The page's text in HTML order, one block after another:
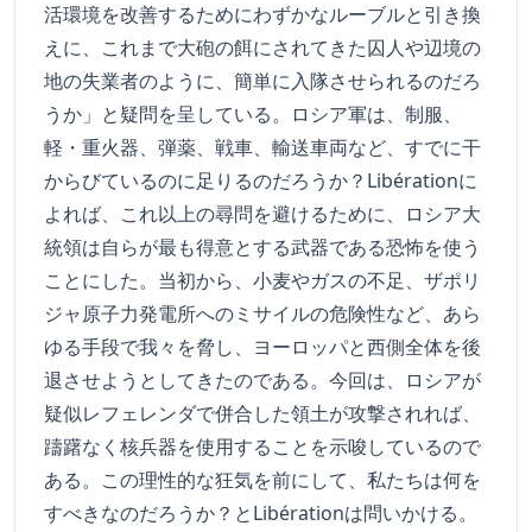
活環境を改善するためにわずかなルーブルと引き換
えに、これまで大砲の餌にされてきた囚人や辺境の
地の失業者のように、簡単に入隊させられるのだろ
うか」と疑問を呈している。ロシア軍は、制服、
軽・重火器、弾薬、戦車、輸送車両など、すでに干
からびているのに足りるのだろうか？Libérationに
よれば、これ以上の尋問を避けるために、ロシア大
統領は自らが最も得意とする武器である恐怖を使う
ことにした。当初から、小麦やガスの不足、ザポリ
ジャ原子力発電所へのミサイルの危険性など、あら
ゆる手段で我々を脅し、ヨーロッパと西側全体を後
退させようとしてきたのである。今回は、ロシアが
疑似レフェレンダで併合した領土が攻撃されれば、
躊躇なく核兵器を使用することを示唆しているので
ある。この理性的な狂気を前にして、私たちは何を
すべきなのだろうか？とLibérationは問いかける。